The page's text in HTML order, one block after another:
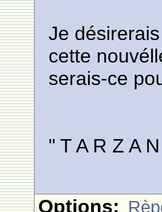
Je
cette
serais-ce
" T A R Z A
Options: